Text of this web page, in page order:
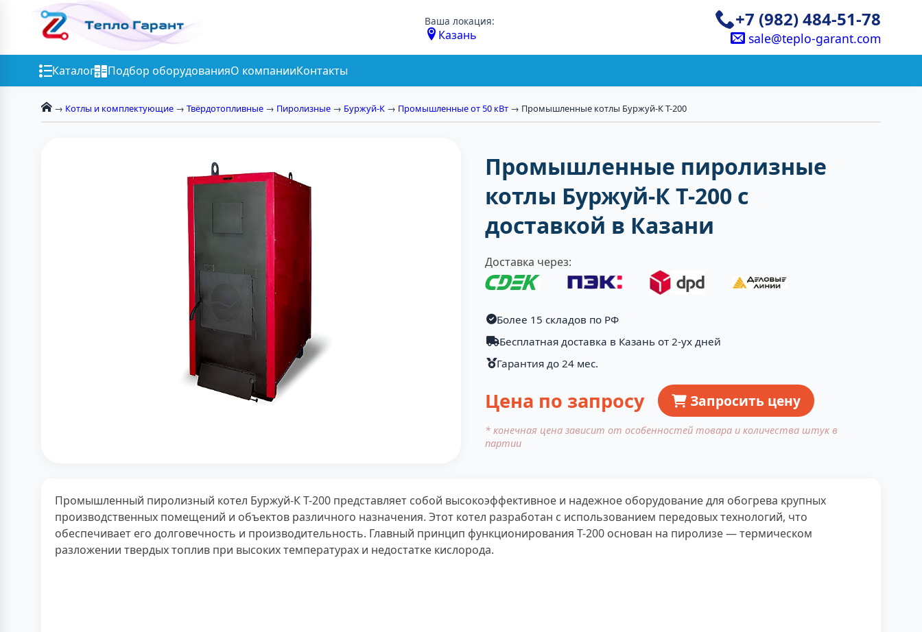
Ваша локация:
Казань
+7 (982) 484-51-78
sale@teplo-garant.com
Каталог Подбор оборудованияО компанииКонтакты
→ Котлы и комплектующие → Твёрдотопливные → Пиролизные → Буржуй-К → Промышленные от 50 кВт → Промышленные котлы Буржуй-К Т-200
Промышленные пиролизные
котлы Буржуй-К Т-200 с
доставкой в Казани
Доставка через:
Более 15 складов по РФ
Бесплатная доставка в Казань от 2-ух дней
Гарантия до 24 мес.
Цена по запросу Запросить цену
* конечная цена зависит от особенностей товара и количества штук в
партии
Промышленный пиролизный котел Буржуй-К Т-200 представляет собой высокоэффективное и надежное оборудование для обогрева крупных
производственных помещений и объектов различного назначения. Этот котел разработан с использованием передовых технологий, что
обеспечивает его долговечность и производительность. Главный принцип функционирования Т-200 основан на пиролизе — термическом
разложении твердых топлив при высоких температурах и недостатке кислорода.